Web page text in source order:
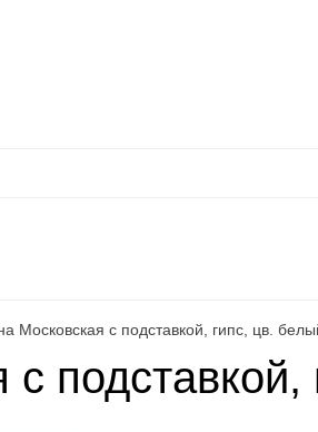
Московская с подставкой, гипс, цв.